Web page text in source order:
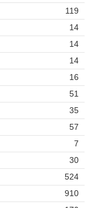
119
14
14
14
16
51
35
57
7
30
524
910